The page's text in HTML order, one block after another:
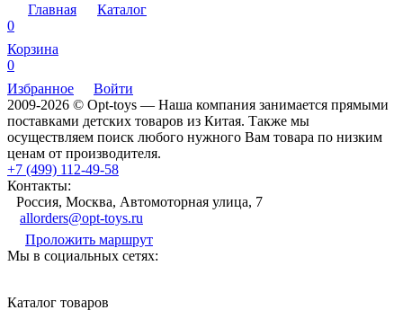
Главная
Каталог
0
Корзина
0
Избранное
Войти
2009-2026 © Opt-toys — Наша компания занимается прямыми
поставками детских товаров из Китая. Также мы
осуществляем поиск любого нужного Вам товара по низким
ценам от производителя.
+7 (499) 112-49-58
Контакты:
Россия, Москва, Автомоторная улица, 7
allorders@opt-toys.ru
Проложить маршрут
Мы в социальных сетях:
Каталог товаров